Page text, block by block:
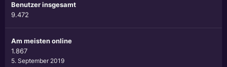
Benutzer insgesamt
9.472
Am meisten online
1.867
5. September 2019